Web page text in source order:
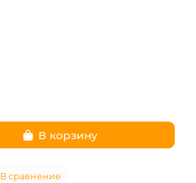
В корзину
В сравнение